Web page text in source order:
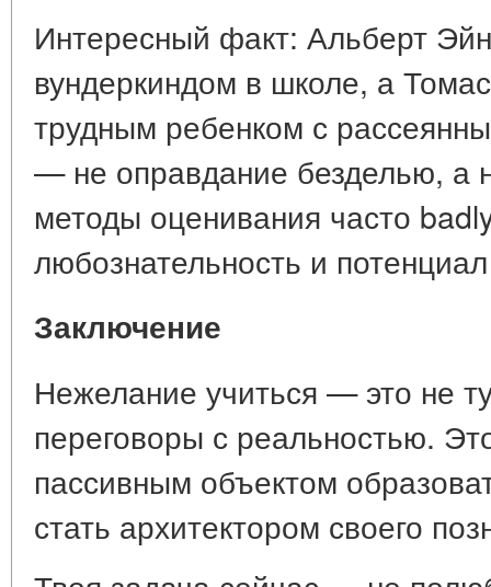
Интересный факт: Альберт
вундеркиндом в школе, а
трудным ребенком с
— не оправдание безделью, а
методы оценивания часто
любознательность и
Заключение
Нежелание учиться — это не
переговоры с реальностью.
пассивным объектом
стать архитектором своего